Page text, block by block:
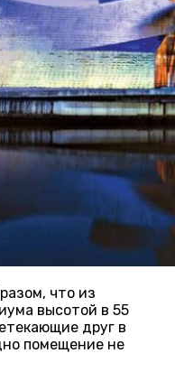
что из
высотой в 55
друг в
помещение не